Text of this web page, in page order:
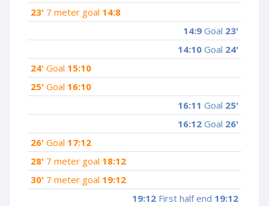
23' 7 meter goal 14:8
14:9 Goal 23'
14:10 Goal 24'
24' Goal 15:10
25' Goal 16:10
16:11 Goal 25'
16:12 Goal 26'
26' Goal 17:12
28' 7 meter goal 18:12
30' 7 meter goal 19:12
19:12 First half end 19:12